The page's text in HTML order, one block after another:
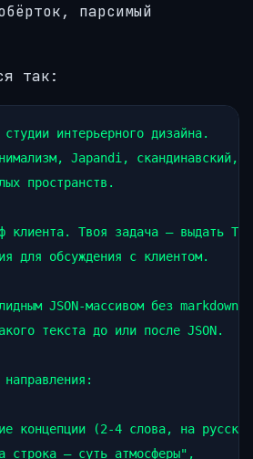
парсимый
так:
интерьерного дизайна.
Japandi, скандинавский,
пространств.
клиента. Твоя задача — выдать
для обсуждения с клиентом.
JSON-массивом без markdown-
текста до или после JSON.
концепции (2-4 слова, на
строка — суть атмосферы",